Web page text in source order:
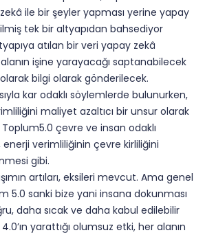
ile bir şeyler yapması yerine yapay
tek bir altyapıdan bahsediyor
atılan bir veri yapay zekâ
işine yarayacağı saptanabilecek
bilgi olarak gönderilecek.
kar odaklı söylemlerde bulunurken,
maliyet azaltıcı bir unsur olarak
çevre ve insan odaklı
verimliliğinin çevre kirliliğini
gibi.
artıları, eksileri mevcut. Ama genel
5.0 sanki bize yani insana dokunması
daha sıcak ve daha kabul edilebilir
yarattığı olumsuz etki, her alanın